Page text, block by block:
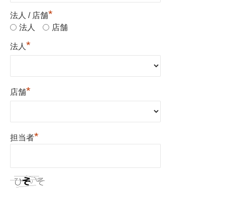
法人 / 店舗*
法人 店舗
法人 *
店舗*
担当者*